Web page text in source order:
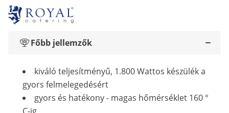
Főbb jellemzők
kiváló teljesítményű, 1.800 Wattos készülék a
gyors felmelegedésért
gyors és hatékony - magas hőmérséklet 160 °